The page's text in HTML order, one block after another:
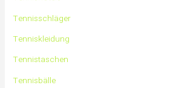
n
a
c
Tennisschläger
Tenniskleidung
Tennistaschen
Tennisbälle